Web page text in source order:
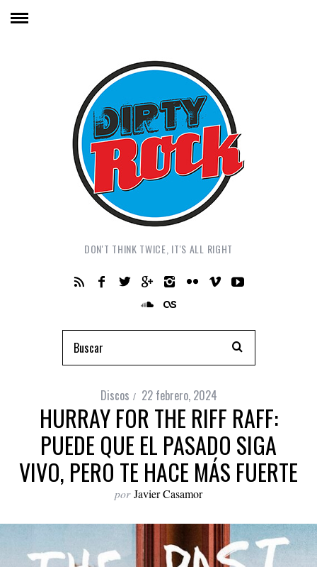
DON'T THINK TWICE, IT'S ALL RIGHT
Discos 22 febrero, 2024
HURRAY FOR THE RIFF RAFF:
PUEDE QUE EL PASADO SIGA
VIVO, PERO TE HACE MÁS FUERTE
por Javier Casamor